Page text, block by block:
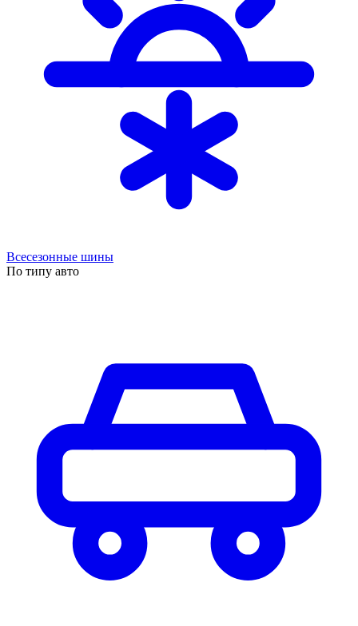
Всесезонные шины
По типу авто